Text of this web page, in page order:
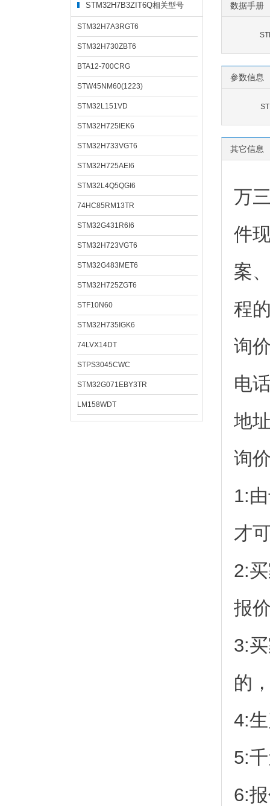
STM32H7B3ZIT6Q相关型号
STM32H7A3RGT6
STM32H730ZBT6
BTA12-700CRG
STW45NM60(1223)
STM32L151VD
STM32H725IEK6
STM32H733VGT6
STM32H725AEI6
STM32L4Q5QGI6
74HC85RM13TR
STM32G431R6I6
STM32H723VGT6
STM32G483MET6
STM32H725ZGT6
STF10N60
STM32H735IGK6
74LVX14DT
STPS3045CWC
STM32G071EBY3TR
LM158WDT
数据手册
参数信息
其它信息
万
件
案
程
询
电
地
询
1:
才
2:
报
3:
的
4:
5:
6: